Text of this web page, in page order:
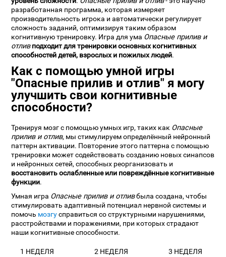
разработанная программа, которая измеряет
производительность игрока и автоматически регулирует
сложность заданий, оптимизируя таким образом
когнитивную тренировку. Игра для ума Опасные прилив и
отлив подходит для тренировки основных когнитивных
способностей детей, взрослых и пожилых людей.
Как с помощью умной игры
"Опасные прилив и отлив" я могу
улучшить свои когнитивные
способности?
Тренируя мозг с помощью умных игр, таких как Опасные
прилив и отлив, мы стимулируем определённый нейронный
паттерн активации. Повторение этого паттерна с помощью
тренировки может содействовать созданию новых синапсов
и нейронных сетей, способных реорганизовать и
восстановить ослабленные или повреждённые когнитивные
функции.
Умная игра Опасные прилив и отливбыла создана, чтобы
стимулировать адаптивный потенциал нервной системы и
помочь мозгусправиться со структурными нарушениями,
расстройствами и поражениями, при которых страдают
наши когнитивные способности.
1 НЕДЕЛЯ 2 НЕДЕЛЯ 3 НЕДЕЛЯ